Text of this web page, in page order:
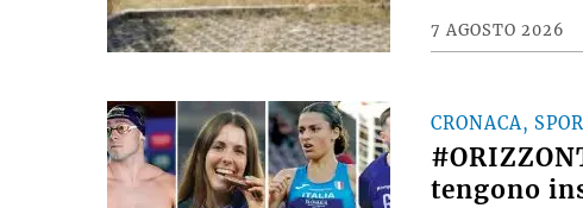
7 AGOSTO 2026
CRONACA,
tengono